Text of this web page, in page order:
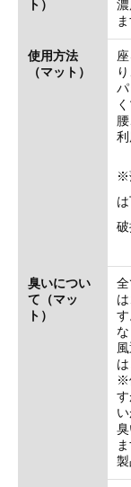
ト）
ま
使用方法
（マット）
利
※
臭いについ
て（マッ
ト）
な
※
製